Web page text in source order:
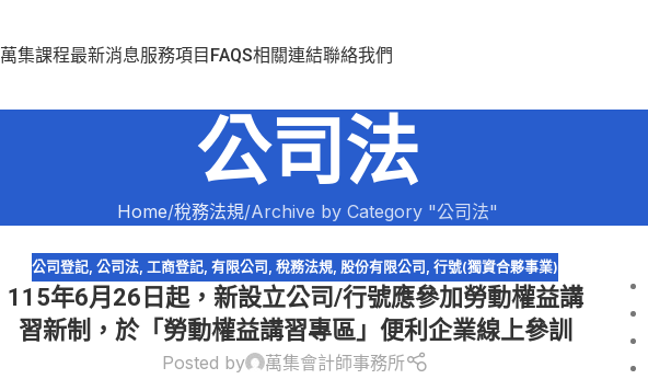
萬集課程最新消息服務項目 FAQS相關連結聯絡我們
公司法
Home 稅務法規 Archive by Category "公司法"
公司登記,公司法,工商登記,有限公司 ,稅務法規, 股份有限公司 ,行號(獨資合夥事業)
115年6月26日起，新設立公司/行號應參加勞動權益講
習新制，於「勞動權益講習專區」便利企業線上參訓
Posted by
萬集會計師事務所